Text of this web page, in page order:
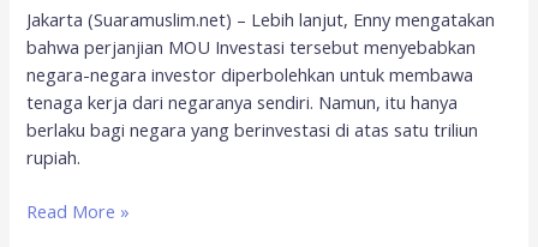
Jakarta (Suaramuslim.net) – Lebih lanjut, Enny mengatakan
bahwa perjanjian MOU Investasi tersebut menyebabkan
negara-negara investor diperbolehkan untuk membawa
tenaga kerja dari negaranya sendiri. Namun, itu hanya
berlaku bagi negara yang berinvestasi di atas satu triliun
rupiah.
Read More »